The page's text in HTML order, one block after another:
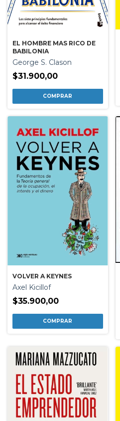
EL HOMBRE MAS RICO DE
BABILONIA
George S. Clason
$31.900,00
VOLVER A KEYNES
Axel Kicillof
$35.900,00